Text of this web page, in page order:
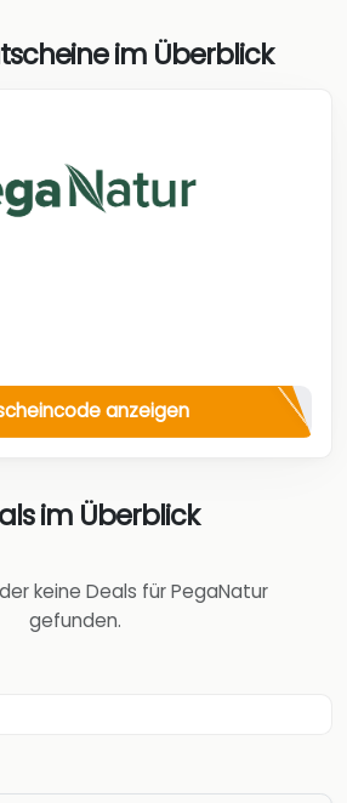
im Überblick
anzeigen
im Überblick
keine Deals für PegaNatur
gefunden.